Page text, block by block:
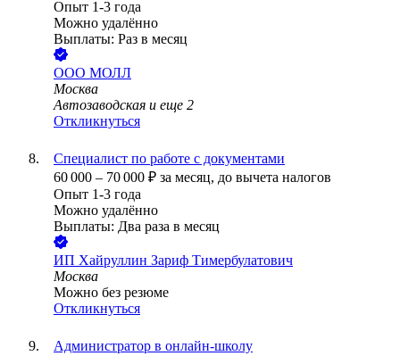
Опыт 1-3 года
Можно удалённо
Выплаты: Раз в месяц
ООО МОЛЛ
Москва
Автозаводская и еще 2
Откликнуться
Специалист по работе с документами
60 000 – 70 000 ₽ за месяц, до вычета налогов
Опыт 1-3 года
Можно удалённо
Выплаты: Два раза в месяц
ИП Хайруллин Зариф Тимербулатович
Москва
Можно без резюме
Откликнуться
Администратор в онлайн-школу